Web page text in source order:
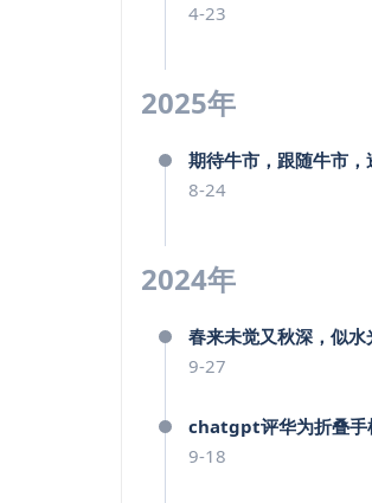
4-23
2025年
期待牛市，跟随牛市，
8-24
2024年
春来未觉又秋深，似水
9-27
chatgpt评华为折叠手
9-18